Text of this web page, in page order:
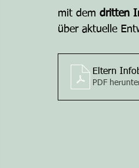
mit dem dritten
über aktuelle
Eltern
PDF